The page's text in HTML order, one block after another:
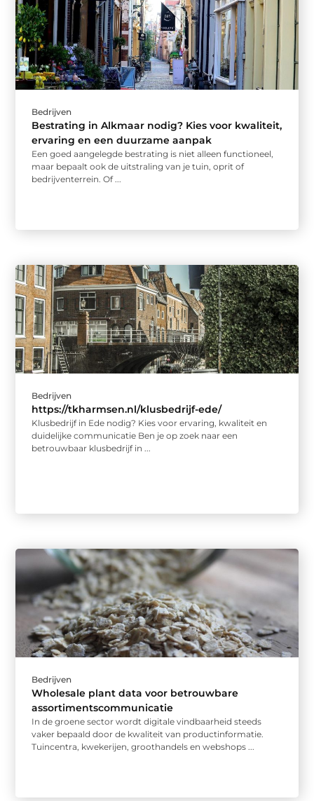
Bedrijven
Bestrating in Alkmaar nodig? Kies voor kwaliteit,
ervaring en een duurzame aanpak
Een goed aangelegde bestrating is niet alleen functioneel,
maar bepaalt ook de uitstraling van je tuin, oprit of
bedrijventerrein. Of ...
Bedrijven
https://tkharmsen.nl/klusbedrijf-ede/
Klusbedrijf in Ede nodig? Kies voor ervaring, kwaliteit en
duidelijke communicatie Ben je op zoek naar een
betrouwbaar klusbedrijf in ...
Bedrijven
Wholesale plant data voor betrouwbare
assortimentscommunicatie
In de groene sector wordt digitale vindbaarheid steeds
vaker bepaald door de kwaliteit van productinformatie.
Tuincentra, kwekerijen, groothandels en webshops ...